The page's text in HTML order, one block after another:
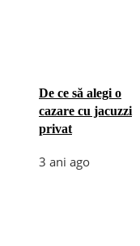
De ce să alegi o
cazare cu jacuzzi
privat
3 ani ago